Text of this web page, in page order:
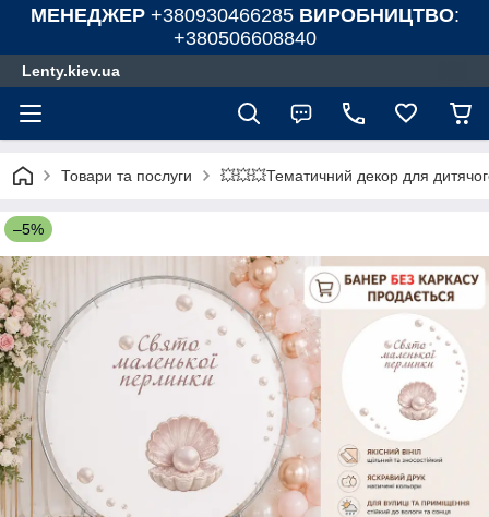
МЕНЕДЖЕР +380930466285 ВИРОБНИЦТВО:
+380506608840
Lenty.kiev.ua
Товари та послуги 💥💥💥Тематичний декор для
–5%